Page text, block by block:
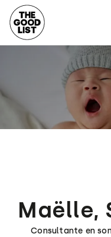
Maëlle,
Consultante en